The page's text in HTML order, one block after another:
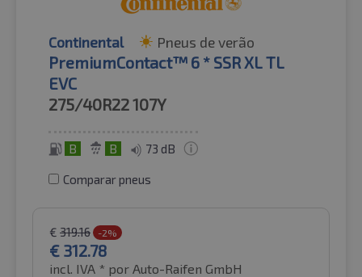
Continental Pneus de verão
PremiumContact™ 6 * SSR XL TL
EVC
275/40R22107Y
B B 73 dB
Comparar pneus
€ 319.16 -2%
€ 312.78
incl. IVA * por Auto-Raifen GmbH